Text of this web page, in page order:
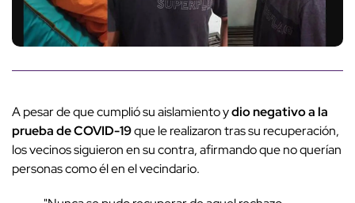
A pesar de que cumplió su aislamiento ydio negativo a la
prueba de COVID-19que le realizaron tras su recuperación,
los vecinos siguieron en su contra, afirmando que no querían
personas como él en el vecindario.